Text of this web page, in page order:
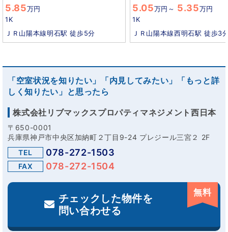
5.85万円
1K
ＪＲ山陽本線明石駅 徒歩5分
5.05万円 ～ 5.35万円
1K
ＪＲ山陽本線西明石駅 徒歩3
「空室状況を知りたい」「内見してみたい」「もっと詳
しく知りたい」と思ったら
株式会社リブマックスプロパティマネジメント西日本
〒650-0001
兵庫県神戸市中央区加納町２丁目9-24 プレジール三宮２ 2F
TEL
078-272-1503
FAX 078-272-1504
チェックした物件を
問い合わせる
無料